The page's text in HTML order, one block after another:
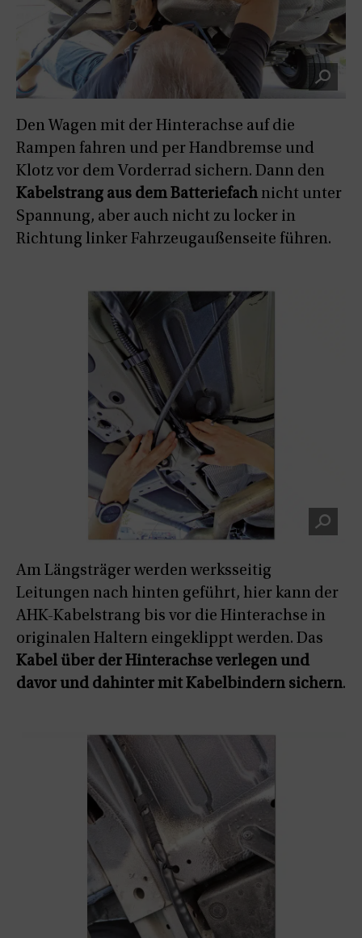
Den Wagen mit der Hinterachse auf die
Rampen fahren und per Handbremse und
Klotz vor dem Vorderrad sichern. Dann den
Kabelstrang aus dem Batteriefach nicht unter
Spannung, aber auch nicht zu locker in
Richtung linker Fahrzeugaußenseite führen.
Am Längsträger werden werksseitig
Leitungen nach hinten geführt, hier kann der
AHK-Kabelstrang bis vor die Hinterachse in
originalen Haltern eingeklippt werden. Das
Kabel über der Hinterachse verlegen und
davor und dahinter mit Kabelbindern sichern.